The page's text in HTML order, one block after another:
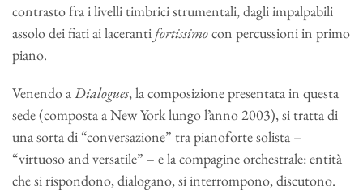
contrasto fra i livelli timbrici strumentali, dagli impalpabili
assolo dei fiati ai laceranti fortissimocon percussioni in primo
piano.
Venendo aDialogues, la composizione presentata in questa
sede (composta a New York lungo l’anno 2003), si tratta di
una sorta di “conversazione” tra pianoforte solista –
“virtuoso and versatile” – e la compagine orchestrale: entità
che si rispondono, dialogano, si interrompono, discutono.